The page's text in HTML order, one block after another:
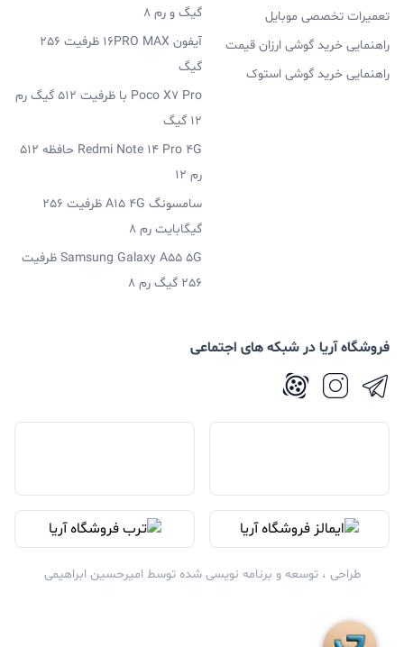
تعمیرات تخصصی موبایل
راهنمایی خرید گوشی ارزان قیمت
راهنمایی خرید گوشی استوک
گیگ و رم 8
آیفون 16PRO MAX ظرفیت 256
گیگ
Poco X7 Pro با ظرفیت 512 گیگ رم
12 گیگ
Redmi Note 14 Pro 4G حافظه 512
رم 12
سامسونگ A15 4G ظرفیت 256
گیگابایت رم 8
Samsung Galaxy A55 5G ظرفیت
256 گیگ رم 8
فروشگاه آریا در شبکه های اجتماعی
طراحی ، توسعه و برنامه نویسی شده توسط امیرحسین ابراهیمی